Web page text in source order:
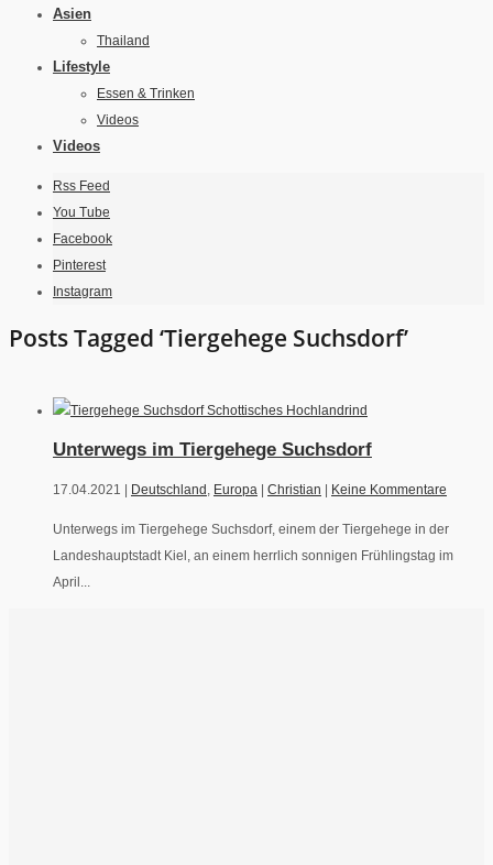
Asien
Thailand
Lifestyle
Essen & Trinken
Videos
Videos
Rss Feed
You Tube
Facebook
Pinterest
Instagram
Posts Tagged ‘Tiergehege Suchsdorf’
Unterwegs im Tiergehege Suchsdorf
17.04.2021 | Deutschland , Europa Christian Keine Kommentare
Unterwegs im Tiergehege Suchsdorf, einem der Tiergehege in der
Landeshauptstadt Kiel, an einem herrlich sonnigen Frühlingstag im
April...